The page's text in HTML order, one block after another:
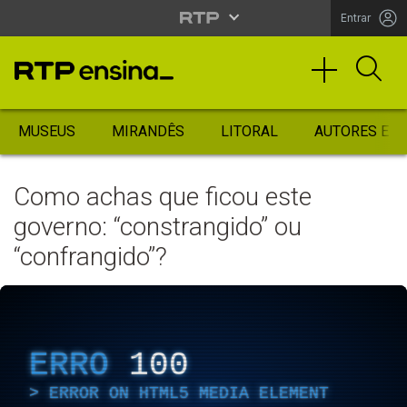
Entrar
MUSEUS MIRANDÊS LITORAL AUTORES
Como achas que ficou este
governo: “constrangido” ou
“confrangido”?
ERRO 100
ERROR ON HTML5 MEDIA ELEMENT